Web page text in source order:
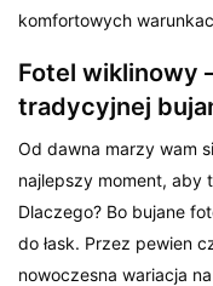
komfortowych
Fotel wiklinowy
tradycyjnej
Od dawna marzy wam
najlepszy moment, aby
Dlaczego? Bo bujane
do łask. Przez pewien
nowoczesna wariacja